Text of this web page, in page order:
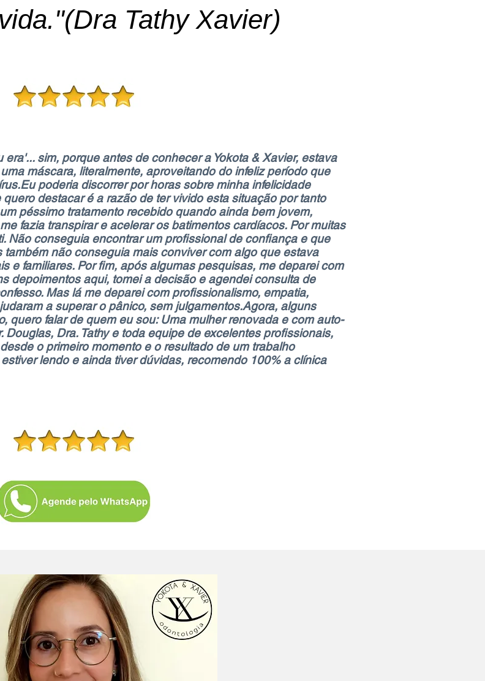
Tathy Xavier)
sim, porque antes de conhecer a Yokota & Xavier, estava
máscara, literalmente, aproveitando do infeliz período que
Eu poderia discorrer por horas sobre minha infelicidade
destacar é a razão de ter vivido esta situação por tanto
péssimo tratamento recebido quando ainda bem jovem,
fazia transpirar e acelerar os batimentos cardíacos. Por muitas
Não conseguia encontrar um profissional de confiança e que
não conseguia mais conviver com algo que estava
e familiares. Por fim, após algumas pesquisas, me deparei com
depoimentos aqui, tomei a decisão e agendei consulta de
Mas lá me deparei com profissionalismo, empatia,
a superar o pânico, sem julgamentos.Agora, alguns
quero falar de quem eu sou: Uma mulher renovada e com auto-
Douglas, Dra. Tathy e toda equipe de excelentes profissionais,
o primeiro momento e o resultado de um trabalho
lendo e ainda tiver dúvidas, recomendo 100% a clínica